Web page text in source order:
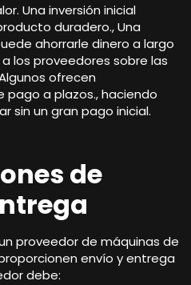
Una inversión inicial
duradero., Una
ahorrarle dinero a largo
los proveedores sobre las
ofrecen
a plazos., haciendo
sin un gran pago inicial.
de
proveedor de máquinas de
envío y entrega
debe: